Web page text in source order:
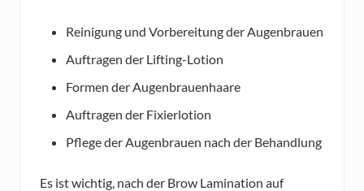
Reinigung und Vorbereitung der Augenbrauen
Auftragen der Lifting-Lotion
Formen der Augenbrauenhaare
Auftragen der Fixierlotion
Pflege der Augenbrauen nach der Behandlung
Es ist wichtig, nach der Brow Lamination auf